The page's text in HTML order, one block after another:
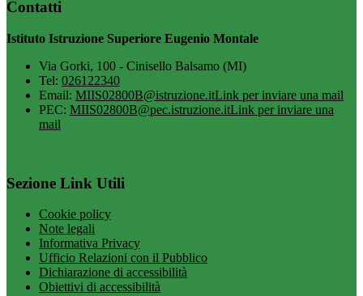
Contatti
Istituto Istruzione Superiore Eugenio Montale
Via Gorki, 100 - Cinisello Balsamo (MI)
Tel: 026122340
Email: MIIS02800B@istruzione.itLink per inviare una mail
PEC: MIIS02800B@pec.istruzione.itLink per inviare una
mail
Sezione Link Utili
Cookie policy
Note legali
Informativa Privacy
Ufficio Relazioni con il Pubblico
Dichiarazione di accessibilità
Obiettivi di accessibilità